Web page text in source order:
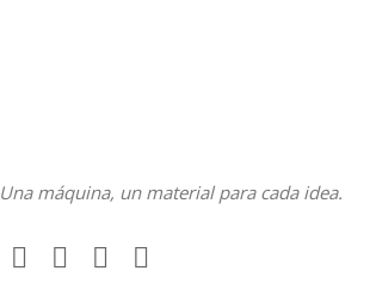
Una máquina, un material para cada idea.